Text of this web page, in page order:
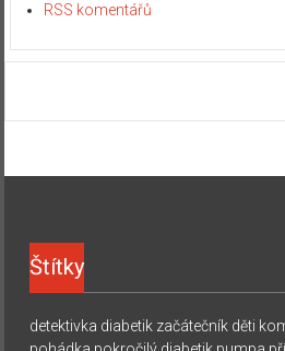
RSS komentářů
Štítky
detektivka diabetik začátečník děti